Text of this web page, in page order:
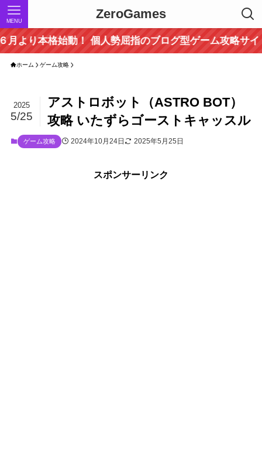
ZeroGames
MENU
動！ 個人勢屈指のブログ型ゲーム攻略サイト！ ～当
ホーム ゲーム攻略
アストロボット（ASTRO BOT）
攻略 いたずらゴーストキャッスル
2025
5/25
ゲーム攻略 2024年10月24日 2025年5月25日
スポンサーリンク